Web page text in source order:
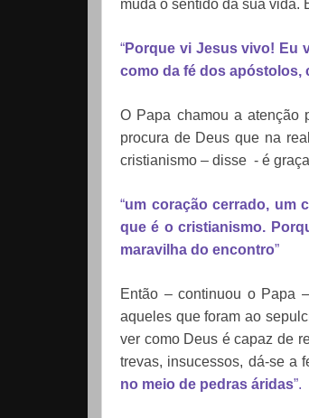
muda o sentido da sua vida.
“Porque vi Jesus vivo! Eu
como da fé dos apóstolos,
O Papa chamou a atenção
procura de Deus que na
cristianismo – disse - é
“um coração cerrado, um
que é o cristianismo.
maravilha do encontro”
Então – continuou o Papa
aqueles que foram ao
ver como Deus é capaz de
trevas, insucessos, dá-se a
no meio de pedras áridas”.